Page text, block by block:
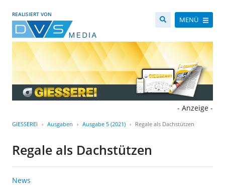
REALISIERT VON
MENÜ
- Anzeige -
GIESSEREI Ausgaben Ausgabe 5 (2021) Regale als Dachstützen
Regale als Dachstützen
News